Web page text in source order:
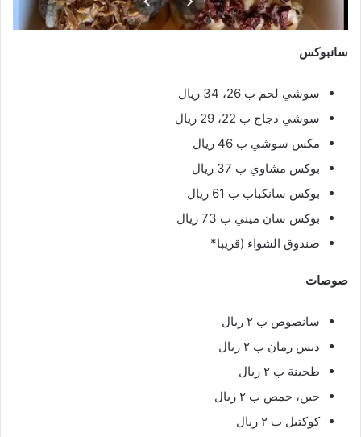
سانبوكس
سوشي لحم ب 26، 34 ريال
سوشي دجاج ب 22، 29 ريال
مكس سوشي ب 46 ريال
بوكس مشاوي ب 37 ريال
بوكس سانكباب ب 61 ريال
بوكس سان ميني ب 73 ريال
صندوق الشواء (قريبا*
صوصات
سانصوص ب ٢ ريال
دبس رمان ب ٢ ريال
طحينة ب ٢ ريال
جبن، حمص ب ٢ ريال
كوكتيل ب ٢ ريال